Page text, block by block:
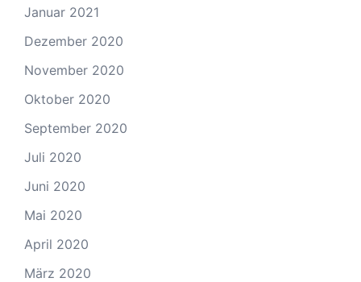
Januar 2021
Dezember 2020
November 2020
Oktober 2020
September 2020
Juli 2020
Juni 2020
Mai 2020
April 2020
März 2020